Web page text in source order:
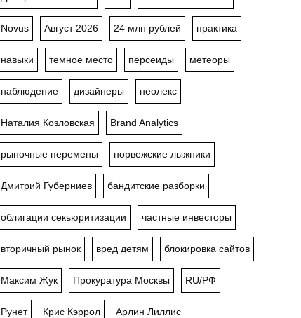
Novus Август 2026 24 млн рублей практика
навыки темное место персеиды метеоры
наблюдение дизайнеры неолекс
Наталия Козловская Brand Analytics
рыночные перемены норвежские лыжники
Дмитрий Губерниев бандитские разборки
облигации секьюритизации частные инвесторы
вторичный рынок вред детям блокировка сайтов
Максим Жук Прокуратура Москвы RU/РФ
Рунет Крис Кэррол Арлин Лиллис